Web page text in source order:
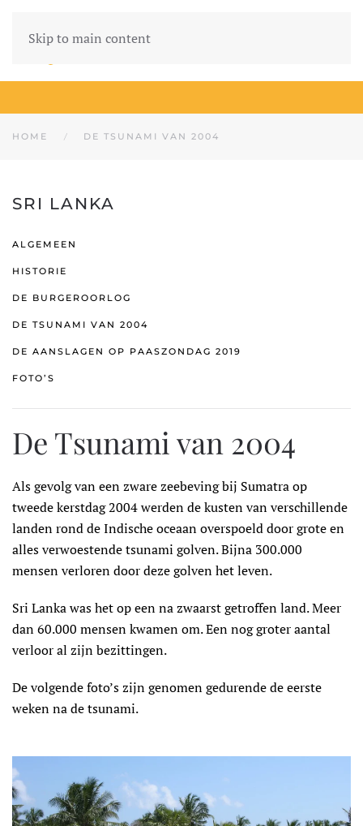
Skip to main content
HOME DE TSUNAMI VAN 2004
SRI LANKA
ALGEMEEN
HISTORIE
DE BURGEROORLOG
DE TSUNAMI VAN 2004
DE AANSLAGEN OP PAASZONDAG 2019
FOTO’S
De Tsunami van 2004
Als gevolg van een zware zeebeving bij Sumatra op
tweede kerstdag 2004 werden de kusten van verschillende
landen rond de Indische oceaan overspoeld door grote en
alles verwoestende tsunami golven. Bijna 300.000
mensen verloren door deze golven het leven.
Sri Lanka was het op een na zwaarst getroffen land. Meer
dan 60.000 mensen kwamen om. Een nog groter aantal
verloor al zijn bezittingen.
De volgende foto’s zijn genomen gedurende de eerste
weken na de tsunami.